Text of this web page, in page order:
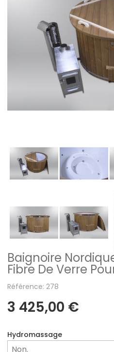
Baignoire
Fibre De Verre
Référence: 278
3 425,00 €
Hydromassage